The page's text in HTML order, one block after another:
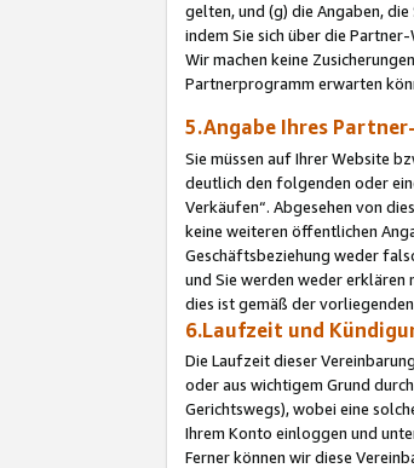
gelten, und (g) die Angaben,
indem Sie sich über die
Wir machen keine
Partnerprogramm erwarten
5.Angabe Ihres
Sie müssen auf Ihrer Website
deutlich den folgenden oder
Verkäufen“. Abgesehen von
keine weiteren öffentlichen
Geschäftsbeziehung weder
und Sie werden weder erklären
dies ist gemäß der
6.Laufzeit und
Die Laufzeit dieser
oder aus wichtigem Grund
Gerichtswegs), wobei eine
Ihrem Konto einloggen und
Ferner können wir diese